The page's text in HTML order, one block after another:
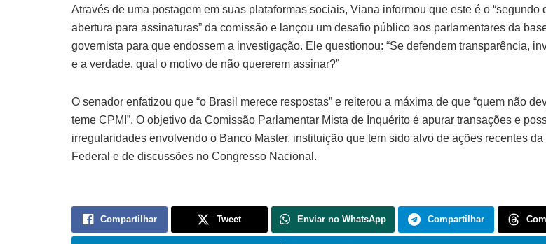
Através de uma postagem em suas plataformas sociais, Viana informou que este é o “segundo
abertura para assinaturas” da comissão e lançou um desafio público aos parlamentares da
governista para que endossem a investigação. Ele questionou: “Se defendem transparência,
e a verdade, qual o motivo de não quererem assinar?”
O senador enfatizou que “o Brasil merece respostas” e reiterou a máxima de que “quem não
teme CPMI”. O objetivo da Comissão Parlamentar Mista de Inquérito é apurar transações e
irregularidades envolvendo o Banco Master, instituição que tem sido alvo de ações recentes
Federal e de discussões no Congresso Nacional.
Compartilhar Tweet Enviar no WhatsApp Compartilhar